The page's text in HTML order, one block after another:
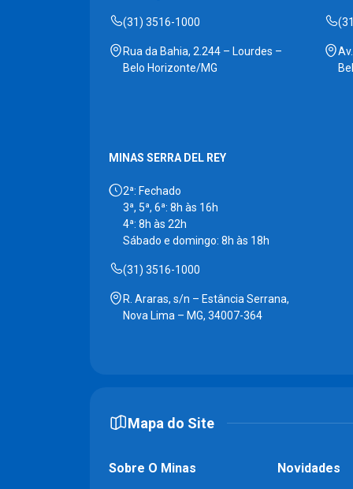
(31) 3516-1000
Rua da Bahia, 2.244 – Lourdes –
Belo Horizonte/MG
MINAS SERRA DEL REY
2ª: Fechado
3ª, 5ª, 6ª: 8h às 16h
4ª: 8h às 22h
Sábado e domingo: 8h às 18h
(31) 3516-1000
R. Araras, s/n – Estância Serrana,
Nova Lima – MG, 34007-364
Mapa do Site
Sobre O Minas
Novidades